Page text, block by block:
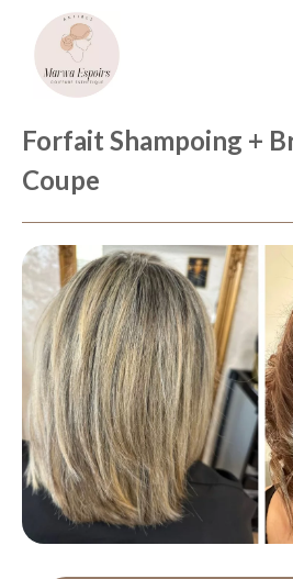
Forfait Shampoing +
Coupe